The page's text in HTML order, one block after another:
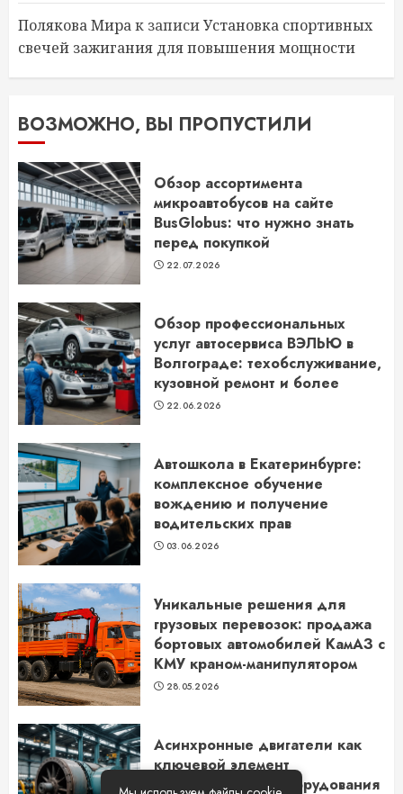
Полякова Мирак записиУстановка спортивных
свечей зажигания для повышения мощности
ВОЗМОЖНО, ВЫ ПРОПУСТИЛИ
Обзор ассортимента
микроавтобусов на сайте
BusGlobus: что нужно знать
перед покупкой
22.07.2026
Обзор профессиональных
услуг автосервиса ВЭЛЬЮ в
Волгограде: техобслуживание,
кузовной ремонт и более
22.06.2026
Автошкола в Екатеринбурге:
комплексное обучение
вождению и получение
водительских прав
03.06.2026
Уникальные решения для
грузовых перевозок: продажа
бортовых автомобилей КамАЗ с
КМУ краном-манипулятором
28.05.2026
Асинхронные двигатели как
ключевой элемент
промышленного оборудования